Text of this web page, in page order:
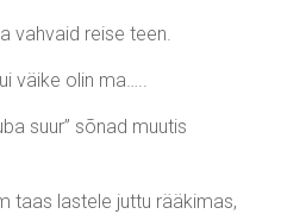
vahvaid reise teen.
väike olin ma…..
suur” sõnad muutis
taas lastele juttu rääkimas,